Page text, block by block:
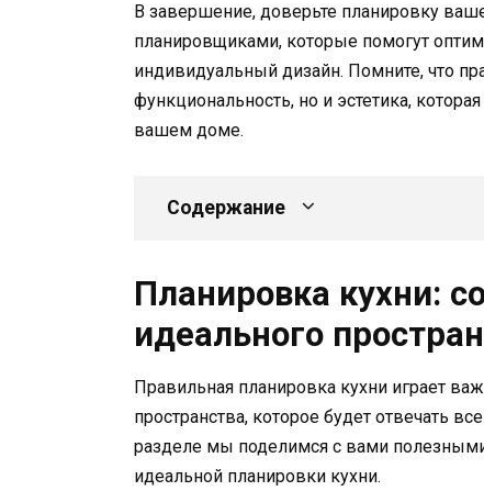
В завершение, доверьте планировку
планировщиками, которые помогут
индивидуальный дизайн. Помните, что
функциональность, но и эстетика,
вашем доме.
Содержание
Планировка кухни:
идеального
Правильная планировка кухни играет
пространства, которое будет отвечать
разделе мы поделимся с вами
идеальной планировки кухни.